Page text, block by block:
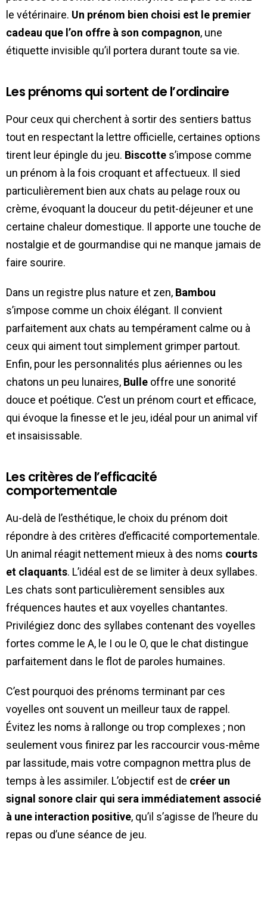
le vétérinaire. Un prénom bien choisi est le premier
cadeau que l’on offre à son compagnon, une
étiquette invisible qu’il portera durant toute sa vie.
Les prénoms qui sortent de l’ordinaire
Pour ceux qui cherchent à sortir des sentiers battus
tout en respectant la lettre officielle, certaines options
tirent leur épingle du jeu. Biscotte s’impose comme
un prénom à la fois croquant et affectueux. Il sied
particulièrement bien aux chats au pelage roux ou
crème, évoquant la douceur du petit-déjeuner et une
certaine chaleur domestique. Il apporte une touche de
nostalgie et de gourmandise qui ne manque jamais de
faire sourire.
Dans un registre plus nature et zen, Bambou
s’impose comme un choix élégant. Il convient
parfaitement aux chats au tempérament calme ou à
ceux qui aiment tout simplement grimper partout.
Enfin, pour les personnalités plus aériennes ou les
chatons un peu lunaires, Bulle offre une sonorité
douce et poétique. C’est un prénom court et efficace,
qui évoque la finesse et le jeu, idéal pour un animal vif
et insaisissable.
Les critères de l’efficacité
comportementale
Au-delà de l’esthétique, le choix du prénom doit
répondre à des critères d’efficacité comportementale.
Un animal réagit nettement mieux à des noms courts
et claquants. L’idéal est de se limiter à deux syllabes.
Les chats sont particulièrement sensibles aux
fréquences hautes et aux voyelles chantantes.
Privilégiez donc des syllabes contenant des voyelles
fortes comme le A, le I ou le O, que le chat distingue
parfaitement dans le flot de paroles humaines.
C’est pourquoi des prénoms terminant par ces
voyelles ont souvent un meilleur taux de rappel.
Évitez les noms à rallonge ou trop complexes ; non
seulement vous finirez par les raccourcir vous-même
par lassitude, mais votre compagnon mettra plus de
temps à les assimiler. L’objectif est de créer un
signal sonore clair qui sera immédiatement associé
à une interaction positive, qu’il s’agisse de l’heure du
repas ou d’une séance de jeu.